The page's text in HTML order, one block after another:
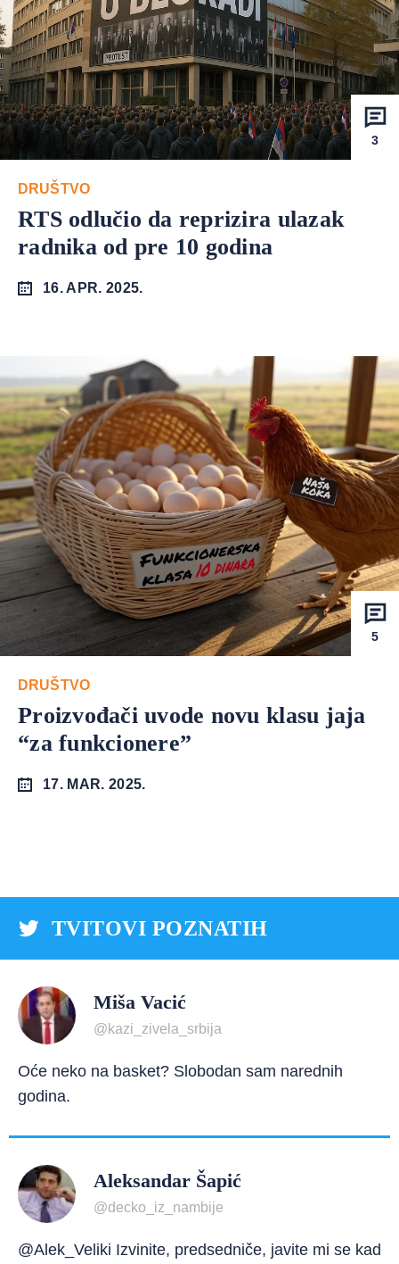
3
DRUŠTVO
RTS odlučio da reprizira ulazak
radnika od pre 10 godina
16. APR. 2025.
5
DRUŠTVO
Proizvođači uvode novu klasu jaja
“za funkcionere”
17. MAR. 2025.
TVITOVI POZNATIH
Miša Vacić
@kazi_zivela_srbija
Oće neko na basket? Slobodan sam narednih
godina.
Aleksandar Šapić
@decko_iz_nambije
@Alek_Veliki Izvinite, predsedniče, javite mi se kad